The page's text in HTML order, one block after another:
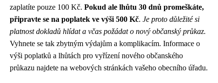
zaplatíte pouze 100 Kč. Pokud ale lhůtu 30 dnů promeškáte,
připravte se na poplatek ve výši 500 Kč. Je proto důležité si
platnost dokladů hlídat a včas požádat o nový občanský průkaz.
Vyhnete se tak zbytným výdajům a komplikacím. Informace o
výši poplatků a lhůtách pro vyřízení nového občanského
průkazu najdete na webových stránkách vašeho obecního úřadu.